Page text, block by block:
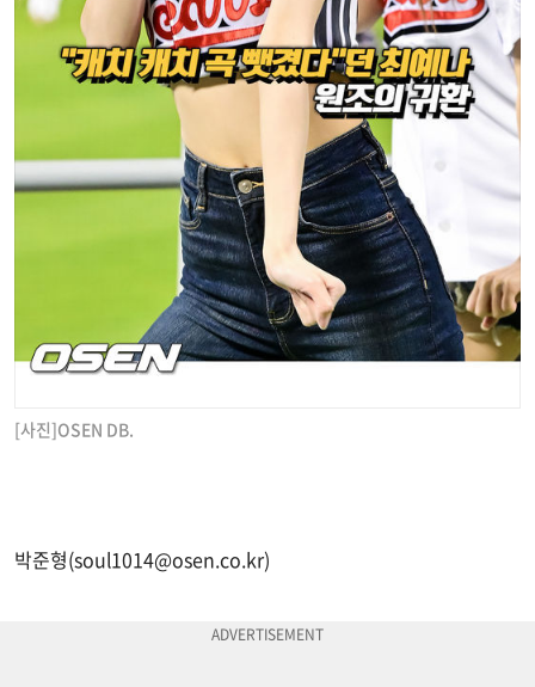
[사진]OSEN DB.
박준형(soul1014@osen.co.kr)